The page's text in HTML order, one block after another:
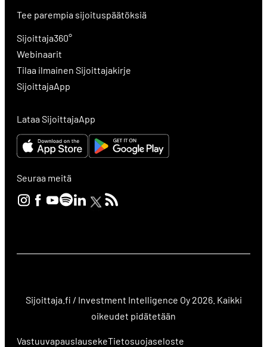
Tee parempia sijoituspäätöksiä
Sijoittaja360°
Webinaarit
Tilaa ilmainen Sijoittajakirje
SijoittajaApp
Lataa SijoittajaApp
Seuraa meitä
Sijoittaja.fi / Investment Intelligence Oy 2026. Kaikki
oikeudet pidätetään
VastuuvapauslausekeTietosuojaseloste